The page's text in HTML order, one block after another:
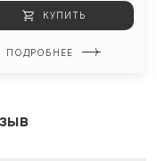
КУПИТЬ
ПОДРОБНЕЕ